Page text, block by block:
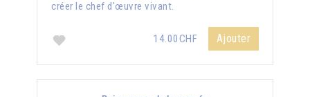
créer le chef d'œuvre vivant.
14.00CHF Ajouter